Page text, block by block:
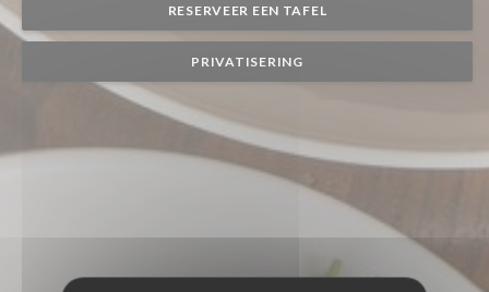
RESERVEER EEN TAFEL
PRIVATISERING